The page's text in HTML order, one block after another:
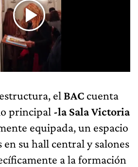
el BAC cuenta
principal -la Sala Victoria
equipada, un espacio
en su hall central y salones
a la formación